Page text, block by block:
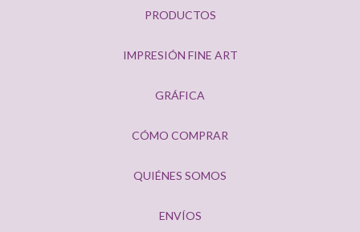
PRODUCTOS
IMPRESIÓN FINE ART
GRÁFICA
CÓMO COMPRAR
QUIÉNES SOMOS
ENVÍOS